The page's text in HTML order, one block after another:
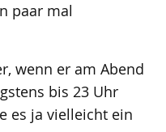
paar mal
wenn er am Abend
bis 23 Uhr
es ja vielleicht ein